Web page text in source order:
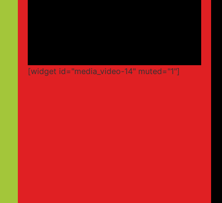
[widget id="media_video-14" muted="1"]